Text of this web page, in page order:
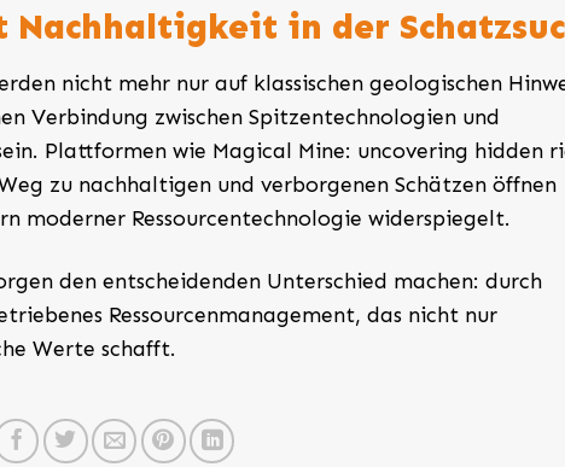
in der
nicht mehr nur auf klassischen geologischen
Verbindung zwischen Spitzentechnologien und
Plattformen wie Magical Mine: uncovering hidden
zu nachhaltigen und verborgenen Schätzen öffnen
moderner Ressourcentechnologie widerspiegelt.
den entscheidenden Unterschied machen: durch
Ressourcenmanagement, das nicht nur
Werte schafft.